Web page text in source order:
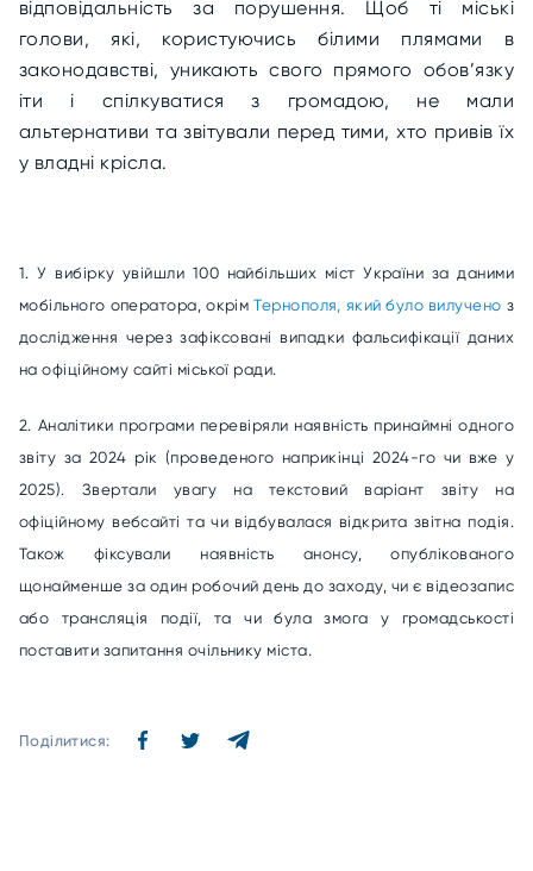
відповідальність за порушення. Щоб ті міські
голови, які, користуючись білими плямами в
законодавстві, уникають свого прямого обов’язку
іти і спілкуватися з громадою, не мали
альтернативи та звітували перед тими, хто привів їх
у владні крісла.
1. У вибірку увійшли 100 найбільших міст України за даними
мобільного оператора, окрімТернополя, який було вилучено з
дослідження через зафіксовані випадки фальсифікації даних
на офіційному сайті міської ради.
2. Аналітики програми перевіряли наявність принаймні одного
звіту за 2024 рік (проведеного наприкінці 2024-го чи вже у
2025). Звертали увагу на текстовий варіант звіту на
офіційному вебсайті та чи відбувалася відкрита звітна подія.
Також фіксували наявність анонсу, опублікованого
щонайменше за один робочий день до заходу, чи є відеозапис
або трансляція події, та чи була змога у громадськості
поставити запитання очільнику міста.
Поділитися: